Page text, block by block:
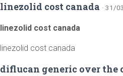
linezolid cost canada · 31/
linezolid cost canada
linezolid cost canada
diflucan generic over the